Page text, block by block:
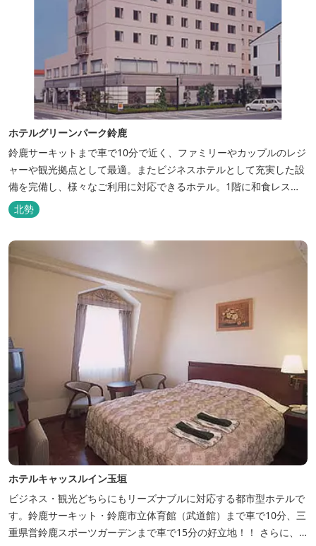
ホテルグリーンパーク鈴鹿
鈴鹿サーキットまで車で10分で近く、ファミリーやカップルのレジ
ャーや観光拠点として最適。またビジネスホテルとして充実した設
備を完備し、様々なご利用に対応できるホテル。1階に和食レスト
ランみやびを併設。
北勢
ホテルキャッスルイン玉垣
ビジネス・観光どちらにもリーズナブルに対応する都市型ホテルで
す。鈴鹿サーキット・鈴鹿市立体育館（武道館）まで車で10分、三
重県営鈴鹿スポーツガーデンまで車で15分の好立地！！ さらに、